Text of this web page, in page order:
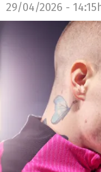
29/04/2026 -